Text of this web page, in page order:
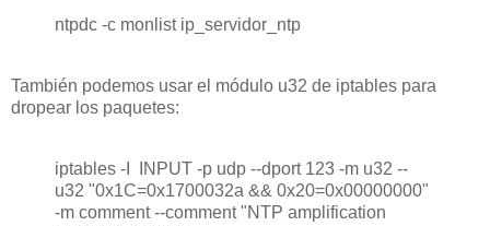
ntpdc -c monlist ip_servidor_ntp
También podemos usar el módulo u32 de iptables para
dropear los paquetes:
iptables -I INPUT -p udp --dport 123 -m u32 --
u32 "0x1C=0x1700032a && 0x20=0x00000000"
-m comment --comment "NTP amplification